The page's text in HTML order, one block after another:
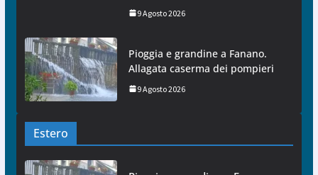
9 Agosto 2026
Pioggia e grandine a Fanano.
Allagata caserma dei pompieri
9 Agosto 2026
Estero